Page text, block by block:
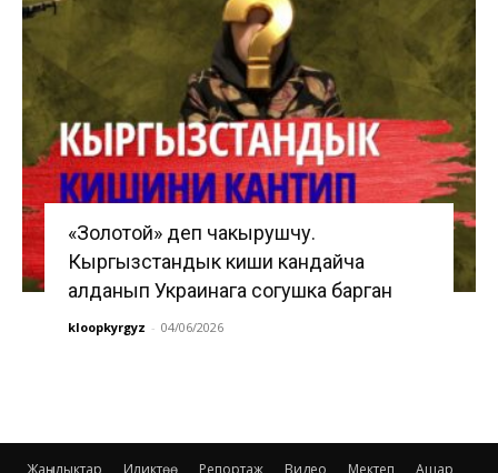
«Золотой» деп чакырушчу.
Кыргызстандык киши кандайча
алданып Украинага согушка барган
kloopkyrgyz - 04/06/2026
Жаңылыктар Иликтөө Репортаж Видео Мектеп Ашар